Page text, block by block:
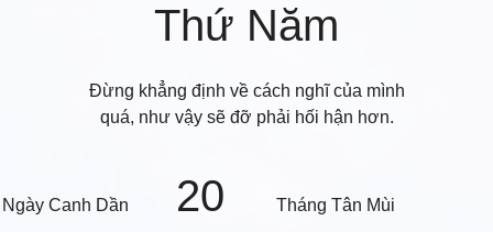
Thứ Năm
Đừng khẳng định về cách nghĩ của mình
quá, như vậy sẽ đỡ phải hối hận hơn.
Ngày Canh Dần 20 Tháng Tân Mùi